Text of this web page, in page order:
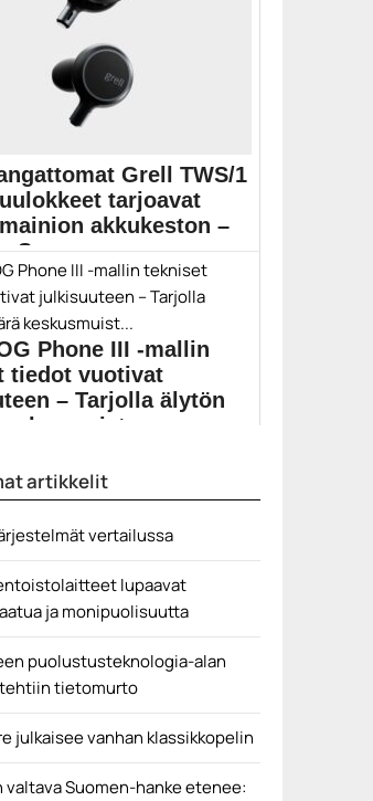
Grell TWS/1
tarjoavat
akkukeston –
Senn...
Grell TWS/1 -kuulokkeet tarjoavat
Phone III -mallin
tiedot vuotivat
– Tarjolla älytön
artikkelit
vertailussa
lupaavat
ja monipuolisuutta
puolustusteknologia-alan
tietomurto
julkaisee vanhan klassikkopelin
Suomen-hanke etenee: